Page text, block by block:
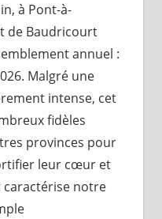
à Pont-à-
de Baudricourt
annuel :
Malgré une
intense, cet
fidèles
provinces pour
leur cœur et
notre